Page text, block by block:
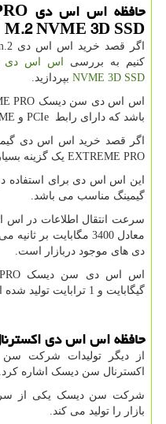
حافظه اس اس دی
M.2 NVME 3D SSD
اگر قصد خرید اس اس دی
کنیم به بررسی
اس اس
NVME 3D SSD بپردازید.
اس اس دی سن دیسک PRO
باشد که دارای رابط PCIe و
اگر قصد خرید اس اس دی
EXTREME PRO یک گزینه
این اس اس دی برای استفاده
گیمینگ مناسب می باشد.
سرعت انتقال اطلاعات در
معادل 3400 مگابایت
دی های موجود دربازار است.
اس اس دی سن دیسک
گیگابایت و 1 ترابایت تولید شده است.
حافظه اس اس دی
از دیگر تولیدات شرکت
اکسترنال سن دیسک اشاره کرد.
شرکت سن دیسک یکی از
بازار را تولید می کند.